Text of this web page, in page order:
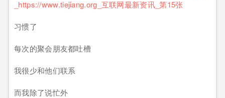
习惯了
每次的聚会朋友都吐槽
我很少和他们联系
而我除了说忙外